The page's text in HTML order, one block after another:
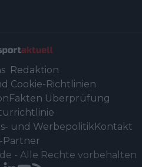
Redaktion
Cookie-Richtlinien
Fakten Überprüfung
und WerbepolitikKontakt
Partner
- Alle Rechte vorbehalten